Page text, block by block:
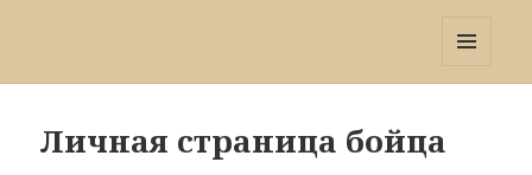
Личная страница бойца